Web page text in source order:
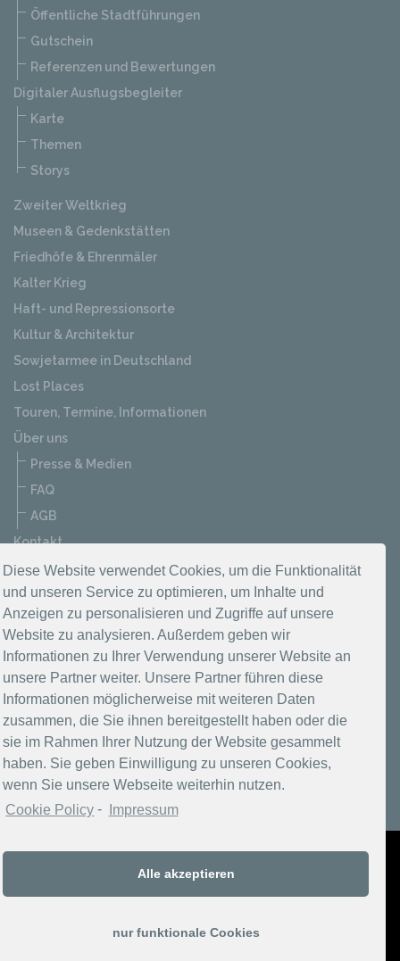
Diese Website verwendet Cookies, um die Funktionalität
und unseren Service zu optimieren, um Inhalte und
Anzeigen zu personalisieren und Zugriffe auf unsere
Website zu analysieren. Außerdem geben wir
Informationen zu Ihrer Verwendung unserer Website an
unsere Partner weiter. Unsere Partner führen diese
Informationen möglicherweise mit weiteren Daten
zusammen, die Sie ihnen bereitgestellt haben oder die
sie im Rahmen Ihrer Nutzung der Website gesammelt
haben. Sie geben Einwilligung zu unseren Cookies,
wenn Sie unsere Webseite weiterhin nutzen.
Cookie Policy - Impressum
Alle akzeptieren
nur funktionale Cookies
Öffentliche Stadtführungen
Gutschein
Referenzen und Bewertungen
Digitaler Ausflugsbegleiter
Karte
Themen
Storys
Zweiter Weltkrieg
Museen & Gedenkstätten
Friedhöfe & Ehrenmäler
Kalter Krieg
Haft- und Repressionsorte
Kultur & Architektur
Sowjetarmee in Deutschland
Lost Places
Touren, Termine, Informationen
Über uns
Presse & Medien
FAQ
AGB
Kontakt
Datenschutzerklärung
Impressum
Copyright 2017-2026 Berlins Taiga
Datenschutzerklärung